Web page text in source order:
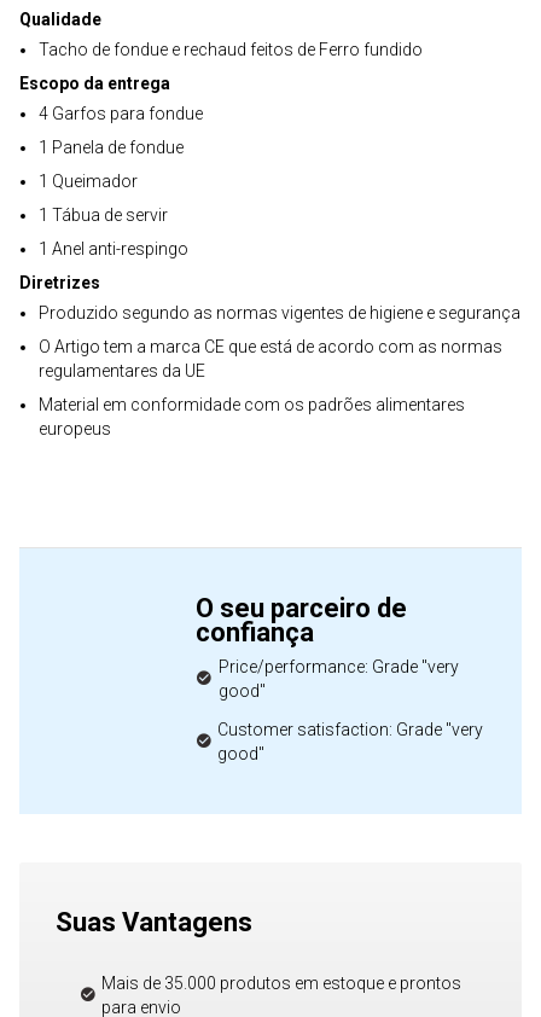
Qualidade
Tacho de fondue e rechaud feitos de Ferro fundido
Escopo da entrega
4 Garfos para fondue
1 Panela de fondue
1 Queimador
1 Tábua de servir
1 Anel anti-respingo
Diretrizes
Produzido segundo as normas vigentes de higiene e segurança
O Artigo tem a marca CE que está de acordo com as normas
regulamentares da UE
Material em conformidade com os padrões alimentares
europeus
O seu parceiro de
confiança
Price/performance: Grade "very
good"
Customer satisfaction: Grade "very
good"
Suas Vantagens
Mais de 35.000 produtos em estoque e prontos
para envio